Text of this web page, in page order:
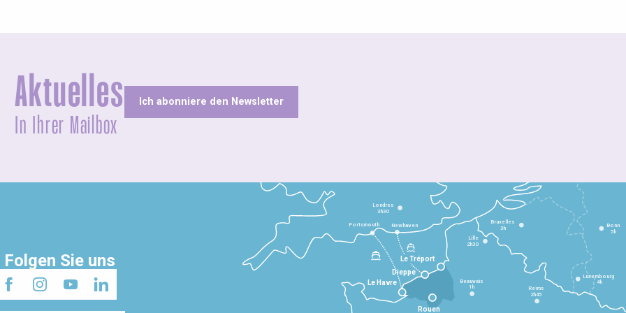
Aktuelles
In Ihrer Mailbox
Ich abonniere den Newsletter
Folgen Sie uns
Le Havre
Dieppe
Le Tréport
Beauvais
1h Reims
2h45
Lille
2h30
Bruxelles
3h
Londres
3h30
Newhaven
Portsmouth Bonn
5h
Luxembourg
4h
Rouen